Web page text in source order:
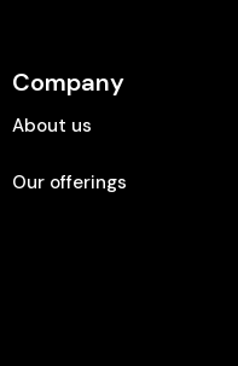
Company
About us
Our offerings